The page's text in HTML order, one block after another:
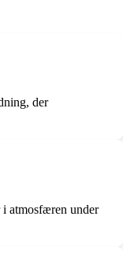
der
atmosfæren under